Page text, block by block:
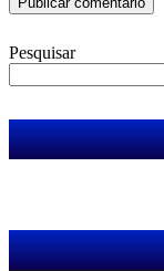
Pesquisar